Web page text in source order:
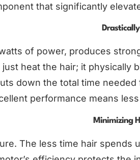
that significantly
of power, produces
heat the hair; it physically
down the total time
performance means
Minimizing
The less time hair spends